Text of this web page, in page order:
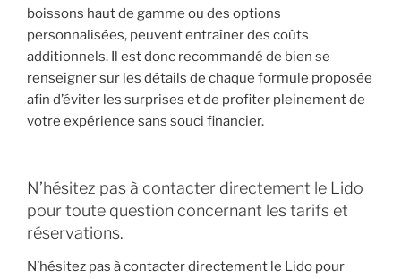
boissons haut de gamme ou des options
personnalisées, peuvent entraîner des coûts
additionnels. Il est donc recommandé de bien se
renseigner sur les détails de chaque formule proposée
afin d’éviter les surprises et de profiter pleinement de
votre expérience sans souci financier.
N’hésitez pas à contacter directement le Lido
pour toute question concernant les tarifs et
réservations.
N’hésitez pas à contacter directement le Lido pour